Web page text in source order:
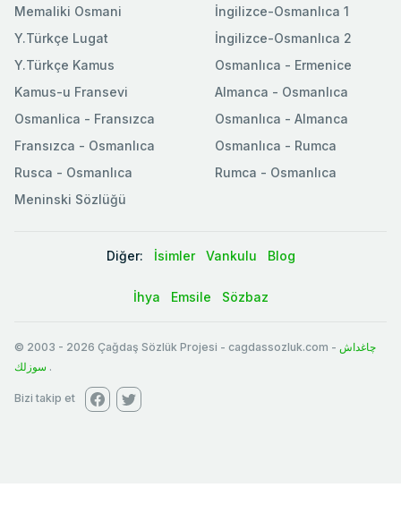
Memaliki Osmani
Y.Türkçe Lugat
Y.Türkçe Kamus
İngilizce-Osmanlıca 1
İngilizce-Osmanlıca 2
Osmanlıca - Ermenice
Kamus-u Fransevi
Osmanlica - Fransızca
Fransızca - Osmanlıca
Rusca - Osmanlıca
Meninski Sözlüğü
Almanca - Osmanlıca
Osmanlıca - Almanca
Osmanlıca - Rumca
Rumca - Osmanlıca
Diğer: İsimler Vankulu Blog
İhya Emsile Sözbaz
© 2003 - 2026 Çağdaş Sözlük Projesi - cagdassozluk.com - چاغداش
سوزلك .
Bizi takip et